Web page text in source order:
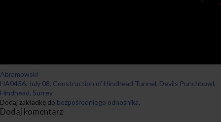
Abramowski
HA0436. July 08. Construction of Hindhead Tunnel, Devils Punchbowl,
Hindhead, Surrey
Dodaj zakładkę do bezpośredniego odnośnika.
Dodaj komentarz